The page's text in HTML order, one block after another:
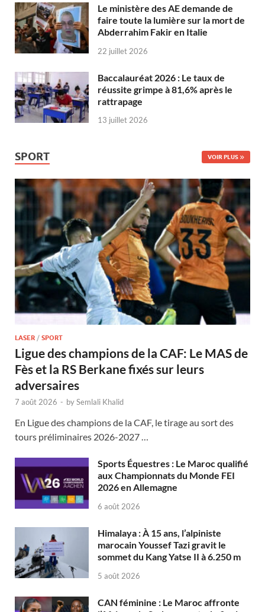
Le ministère des AE demande de
faire toute la lumière sur la mort de
Abderrahim Fakir en Italie
22 juillet 2026
Baccalauréat 2026 : Le taux de
réussite grimpe à 81,6% après le
rattrapage
13 juillet 2026
SPORT VOIR PLUS
LASER / SPORT
Ligue des champions de la CAF: Le MAS de
Fès et la RS Berkane fixés sur leurs
adversaires
7 août 2026 - bySemlali Khalid
En Ligue des champions de la CAF, le tirage au sort des
tours préliminaires 2026-2027 …
Sports Équestres : Le Maroc qualifié
aux Championnats du Monde FEI
2026 en Allemagne
6 août 2026
Himalaya : À 15 ans, l’alpiniste
marocain Youssef Tazi gravit le
sommet du Kang Yatse II à 6.250 m
5 août 2026
CAN féminine : Le Maroc affronte